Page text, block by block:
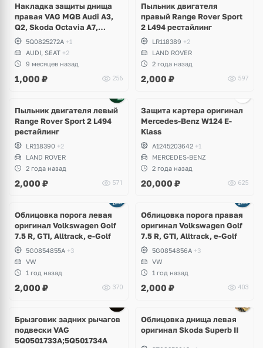
Накладка защиты днища
правая VAG MQB Audi A3,
Q2, Skoda Octavia A7,
Karoq, Volkswagen Golf 7.5
GTI, R, T-Roc, Seat Leon
5Q0825272A +1
AUDI, SEAT +2
9 месяцев назад
1,000 ₽ 256
Пыльник двигателя
правый Range Rover Sport
2 L494 рестайлинг
LR118389 +2
LAND ROVER
2 года назад
2,000 ₽ 597
Пыльник двигателя левый
Range Rover Sport 2 L494
рестайлинг
LR118390 +2
LAND ROVER
2 года назад
2,000 ₽ 571
Защита картера оригинал
Mercedes-Benz W124 E-
Klass
A1245203642 +1
MERCEDES-BENZ
2 года назад
20,000 ₽ 625
Облицовка порога левая
оригинал Volkswagen Golf
7.5 R, GTI, Alltrack, e-Golf
5G0854855A +3
VW
1 год назад
2,000 ₽ 370
Облицовка порога правая
оригинал Volkswagen Golf
7.5 R, GTI, Alltrack, e-Golf
5G0854856A +3
VW
1 год назад
2,000 ₽ 403
Брызговик задних рычагов
подвески VAG
5Q0501733A;5Q501734A
Облицовка днища левая
оригинал Skoda Superb II